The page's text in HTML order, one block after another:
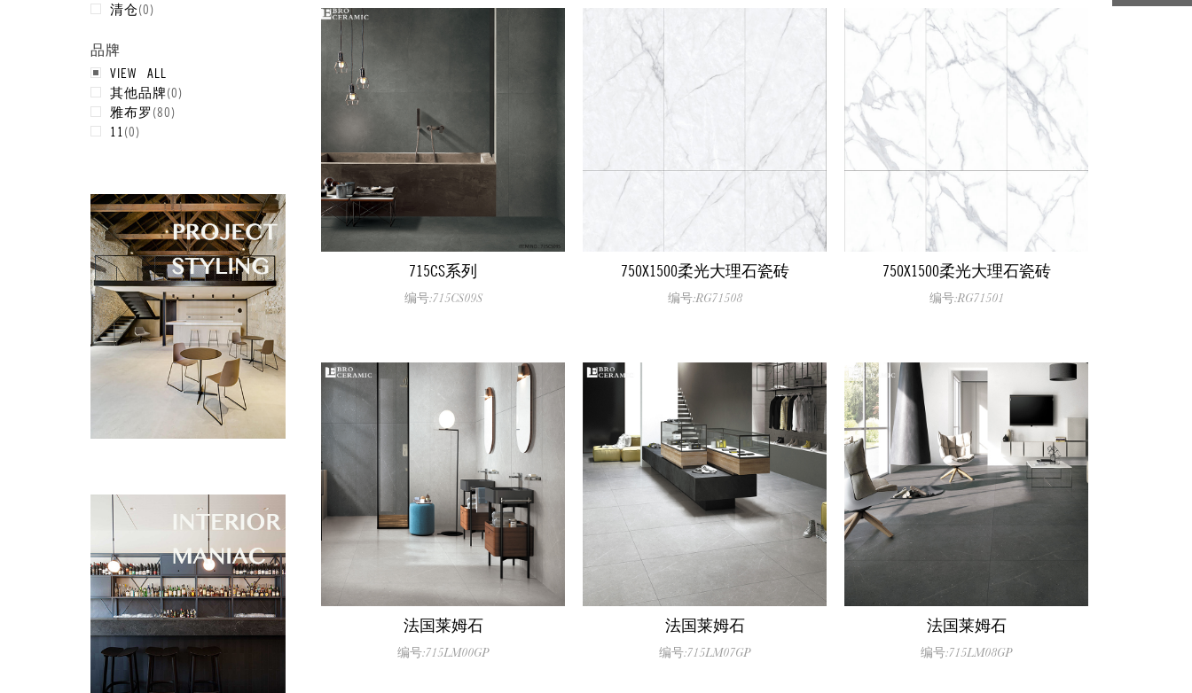
清仓(0)
品牌
VIEW ALL
其他品牌(0)
雅布罗 (80)
11 (0)
715CS系列
编号:715CS09S
750X1500柔光大理石瓷砖
编号:RG71508
750X1500柔光大理石瓷砖
编号:RG71501
法国莱姆石
编号:715LM00GP
法国莱姆石
编号:715LM07GP
法国莱姆石
编号:715LM08GP